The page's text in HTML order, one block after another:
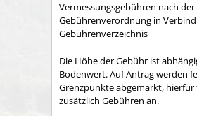
Vermessungsgebühren nach der
Gebührenverordnung in
Gebührenverzeichnis
Die Höhe der Gebühr ist
Bodenwert. Auf Antrag werden
Grenzpunkte abgemarkt, hierfür
zusätzlich Gebühren an.